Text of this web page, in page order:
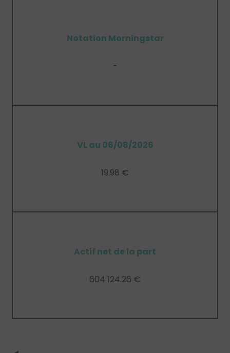
Notation Morningstar
-
VL au 06/08/2026
19.98 €
Actif net de la part
604 124.26 €